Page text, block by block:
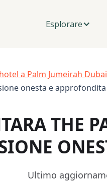
Esplorare
a Palm Jumeirah
onesta e approfondita
THE
Ultimo